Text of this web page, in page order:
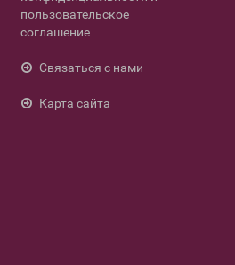
пользовательское
соглашение
Связаться с нами
Карта сайта